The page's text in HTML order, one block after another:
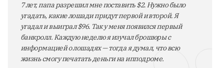
7 лет, папа разрешил мне поставить $2. Нужно было
угадать, какие лошади придут первой и второй. Я
угадал и выиграл $96. Так у меня появился первый
банкролл. Каждую неделю я изучал брошюры с
информацией о лошадях — тогда я думал, что всю
жизнь смогу печатать деньги на ипподроме.